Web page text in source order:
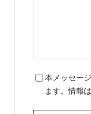
本メッセー
ます。情報